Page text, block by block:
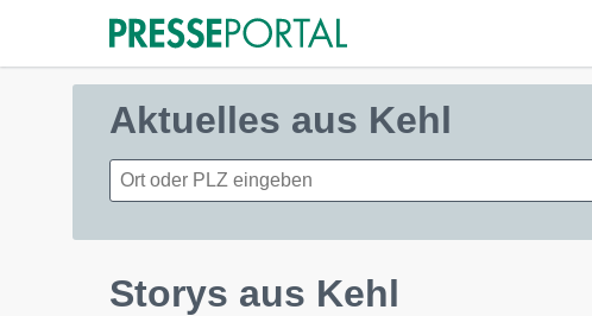
Aktuelles aus Kehl
Storys aus Kehl